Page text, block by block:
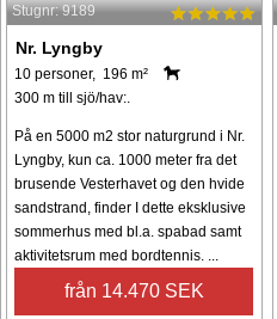
Stugnr: 9189
Nr. Lyngby
10 personer, 196 m²
300 m till sjö/hav:.
På en 5000 m2 stor naturgrund i Nr.
Lyngby, kun ca. 1000 meter fra det
brusende Vesterhavet og den hvide
sandstrand, finder I dette eksklusive
sommerhus med bl.a. spabad samt
aktivitetsrum med bordtennis. ...
från 14.470 SEK